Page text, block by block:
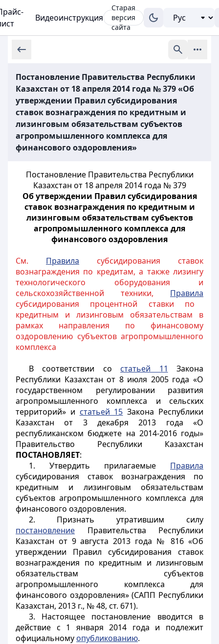
Видеоинструкция
Старая
версия
сайта
Постановление Правительства Республики
Казахстан от 18 апреля 2014 года № 379 «Об
утверждении Правил субсидирования
ставок вознаграждения по кредитным и
лизинговым обязательствам субъектов
агропромышленного комплекса для
финансового оздоровления»
Постановление Правительства Республики
Казахстан от 18 апреля 2014 года № 379
Об утверждении Правил субсидирования
ставок вознаграждения по кредитным и
лизинговым обязательствам субъектов
агропромышленного комплекса для
финансового оздоровления
См. Правила субсидирования ставок
вознаграждения по кредитам, а также лизингу
технологического оборудования и
сельскохозяйственной техники, Правила
субсидирования процентной ставки по
кредитным и лизинговым обязательствам в
рамках направления по финансовому
оздоровлению субъектов агропромышленного
комплекса
В соответствии со статьей 11
Закона
Республики Казахстан от 8 июля 2005 года «О
государственном регулировании развития
агропромышленного комплекса и сельских
территорий» и статьей 15 Закона Республики
Казахстан от 3 декабря 2013 года «О
республиканском бюджете на 2014-2016 годы»
Правительство Республики Казахстан
ПОСТАНОВЛЯЕТ:
1. Утвердить прилагаемые Правила
субсидирования ставок вознаграждения по
кредитным и лизинговым обязательствам
субъектов агропромышленного комплекса для
финансового оздоровления.
2. Признать утратившим силу
постановление Правительства Республики
Казахстан от 9 августа 2013 года № 816 «Об
утверждении Правил субсидирования ставок
вознаграждения по кредитным и лизинговым
обязательствам субъектов
агропромышленного комплекса для
финансового оздоровления» (САПП Республики
Казахстан, 2013 г., № 48, ст. 671).
3. Настоящее постановление вводится в
действие с 1 января 2014 года и подлежит
официальному опубликованию.